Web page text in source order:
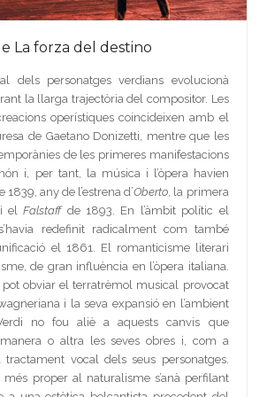
La forza del destino
dels personatges verdians evolucionà
la llarga trajectòria del compositor. Les
operístiques coincideixen amb el
de Gaetano Donizetti, mentre que les
de les primeres manifestacions
i, per tant, la música i l’òpera havien
any de l’estrena d’Oberto , la primera
i elFalstaff de 1893. En l’àmbit polític el
redefinit radicalment com també
el 1861. El romanticisme literari
de gran influència en l’òpera italiana.
obviar el terratrèmol musical provocat
i la seva expansió en l’ambient
no fou aliè a aquests canvis que
manera o altra les seves obres i, com a
tractament vocal dels seus personatges.
proper al naturalisme s’anà perfilant